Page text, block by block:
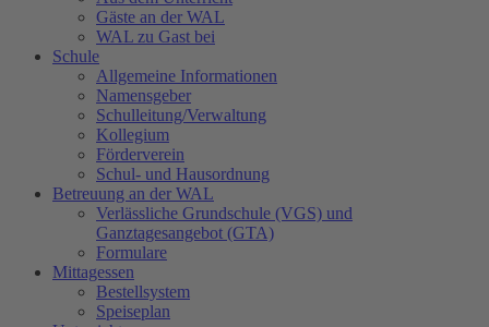
Gäste an der WAL
WAL zu Gast bei
Schule
Allgemeine Informationen
Namensgeber
Schulleitung/Verwaltung
Kollegium
Förderverein
Schul- und Hausordnung
Betreuung an der WAL
Verlässliche Grundschule (VGS) und
Ganztagesangebot (GTA)
Formulare
Mittagessen
Bestellsystem
Speiseplan